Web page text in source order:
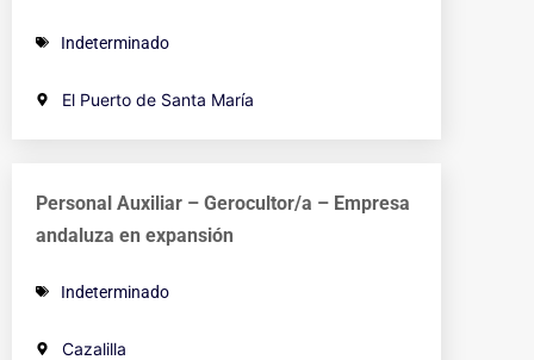
Indeterminado
El Puerto de Santa María
Personal Auxiliar – Gerocultor/a – Empresa
andaluza en expansión
Indeterminado
Cazalilla